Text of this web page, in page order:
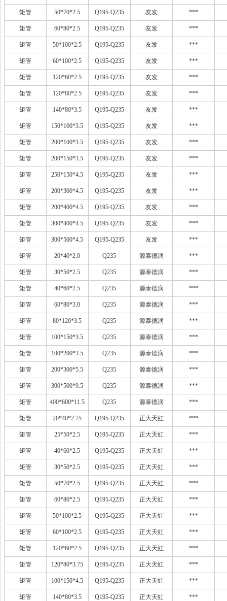
矩管 50*70*2.5 Q195-Q235 友发 ***
矩管 60*80*2.5 Q195-Q235 友发 ***
矩管 50*100*2.5 Q195-Q235 友发 ***
矩管 60*100*2.5 Q195-Q235 友发 ***
矩管 120*60*2.5 Q195-Q235 友发 ***
矩管 120*80*2.5 Q195-Q235 友发 ***
矩管 140*80*3.5 Q195-Q235 友发 ***
矩管 150*100*3.5 Q195-Q235 友发 ***
矩管 200*100*3.5 Q195-Q235 友发 ***
矩管 200*150*3.5 Q195-Q235 友发 ***
矩管 250*150*4.5 Q195-Q235 友发 ***
矩管 200*300*4.5 Q195-Q235 友发 ***
矩管 200*400*4.5 Q195-Q235 友发 ***
矩管 300*400*4.5 Q195-Q235 友发 ***
矩管 300*500*4.5 Q195-Q235 友发 ***
矩管 20*40*2.0 Q235 源泰德润 ***
矩管 30*50*2.5 Q235 源泰德润 ***
矩管 40*60*2.5 Q235 源泰德润 ***
矩管 60*80*3.0 Q235 源泰德润 ***
矩管 80*120*3.5 Q235 源泰德润 ***
矩管 100*150*3.5 Q235 源泰德润 ***
矩管 100*200*3.5 Q235 源泰德润 ***
矩管 200*300*5.5 Q235 源泰德润 ***
矩管 300*500*9.5 Q235 源泰德润 ***
矩管 400*600*11.5 Q235 源泰德润 ***
矩管 20*40*2.75 Q195-Q235 正大天虹 ***
矩管 25*50*2.5 Q195-Q235 正大天虹 ***
矩管 40*60*2.5 Q195-Q235 正大天虹 ***
矩管 30*50*2.5 Q195-Q235 正大天虹 ***
矩管 50*70*2.5 Q195-Q235 正大天虹 ***
矩管 60*80*2.5 Q195-Q235 正大天虹 ***
矩管 50*100*2.5 Q195-Q235 正大天虹 ***
矩管 60*100*2.5 Q195-Q235 正大天虹 ***
矩管 120*60*2.5 Q195-Q235 正大天虹 ***
矩管 120*80*3.75 Q195-Q235 正大天虹 ***
矩管 100*150*4.5 Q195-Q235 正大天虹 ***
矩管 140*80*3.5 Q195-Q235 正大天虹 ***